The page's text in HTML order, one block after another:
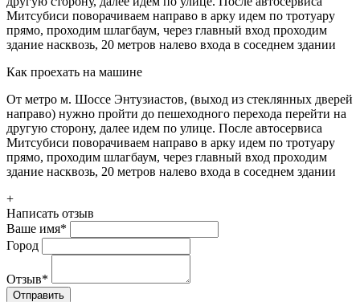
Митсубиси поворачиваем направо в арку идем по тротуару
прямо, проходим шлагбаум, через главный вход проходим
здание насквозь, 20 метров налево входа в соседнем здании
Как проехать на машине
От метро м. Шоссе Энтузиастов, (выход из стеклянных дверей
направо) нужно пройти до пешеходного перехода перейти на
другую сторону, далее идем по улице. После автосервиса
Митсубиси поворачиваем направо в арку идем по тротуару
прямо, проходим шлагбаум, через главный вход проходим
здание насквозь, 20 метров налево входа в соседнем здании
+
Написать отзыв
Ваше имя*
Город
Отзыв*
Отправить